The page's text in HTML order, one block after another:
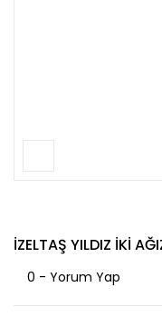
İZELTAŞ YILDIZ İKİ
0 - Yorum Yap